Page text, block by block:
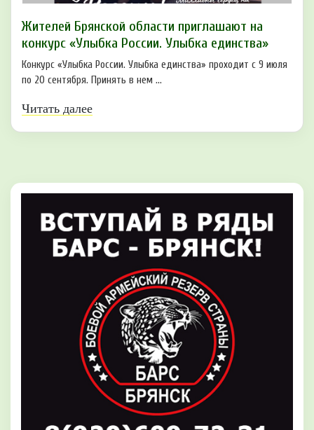
Жителей Брянской области приглашают на
конкурс «Улыбка России. Улыбка единства»
Конкурс «Улыбка России. Улыбка единства» проходит с 9 июля
по 20 сентября. Принять в нем ...
Читать далее